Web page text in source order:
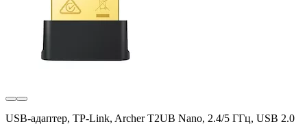
USB-адаптер, TP-Link, Archer T2UB Nano, 2.4/5 ГГц, USB 2.0